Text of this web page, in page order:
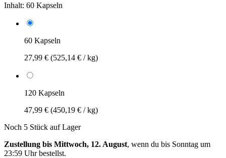
Inhalt: 60 Kapseln
60 Kapseln
27,99 € (525,14 € / kg)
120 Kapseln
47,99 € (450,19 € / kg)
Noch 5 Stück auf Lager
Zustellung bis Mittwoch, 12. August, wenn du bis Sonntag um
23:59 Uhrbestellst.